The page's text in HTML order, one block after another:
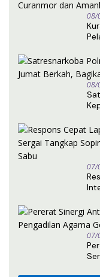
08/
08/
07/
07/